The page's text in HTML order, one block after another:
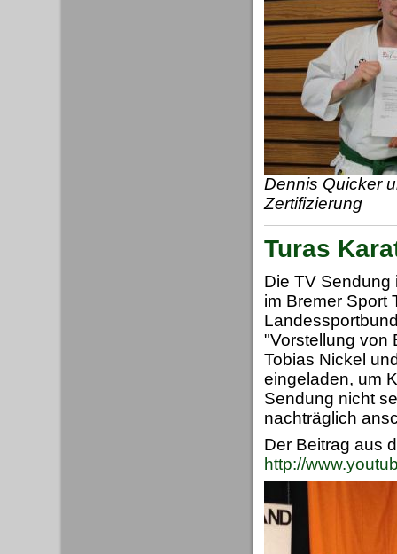
Dennis Quicker
Zertifizierung
Turas
Die TV Sendung
im Bremer Sport
"Vorstellung von
Tobias Nickel
eingeladen, um
Sendung nicht
nachträglich
Der Beitrag aus
http://